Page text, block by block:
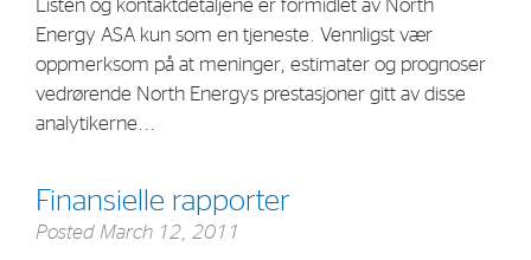
Listen og kontaktdetaljene er formidlet av North
Energy ASA kun som en tjeneste. Vennligst vær
oppmerksom på at meninger, estimater og prognoser
vedrørende North Energys prestasjoner gitt av disse
analytikerne...
Finansielle rapporter
Posted March 12, 2011